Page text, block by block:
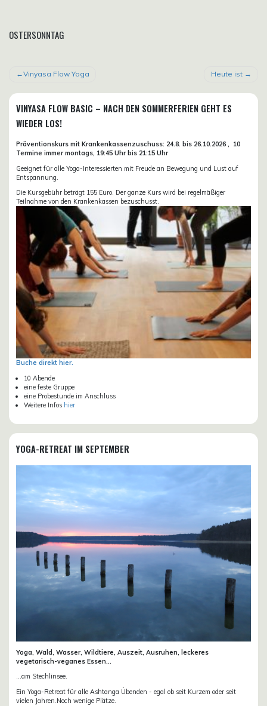
OSTERSONNTAG
BEITRAGSNAVIGATION
Vinyasa Flow Yoga Heute ist
VINYASA FLOW BASIC – NACH DEN SOMMERFERIEN GEHT ES
WIEDER LOS!
Präventionskurs mit Krankenkassenzuschuss: 24.8. bis 26.10.2026 , 10
Termine immer montags, 19:45 Uhr bis 21:15 Uhr
Geeignet für alle Yoga-Interessierten mit Freude an Bewegung und Lust auf
Entspannung.
Die Kursgebühr beträgt 155 Euro. Der ganze Kurs wird bei regelmäßiger
Teilnahme von den Krankenkassen bezuschusst.
Buche direkt hier.
10 Abende
eine feste Gruppe
eine Probestunde im Anschluss
Weitere Infos hier
YOGA-RETREAT IM SEPTEMBER
Yoga, Wald, Wasser, Wildtiere, Auszeit, Ausruhen, leckeres
vegetarisch-veganes Essen...
...am Stechlinsee.
Ein Yoga-Retreat für alle Ashtanga Übenden - egal ob seit Kurzem oder seit
vielen Jahren.Noch wenige Plätze.